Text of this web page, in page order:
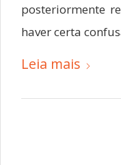
posteriormente
haver certa
Leia mais